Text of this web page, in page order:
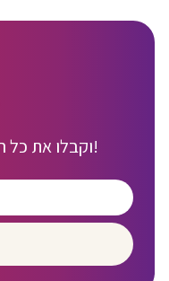
וקבלו את כל הדילים החמים ישר למייל!